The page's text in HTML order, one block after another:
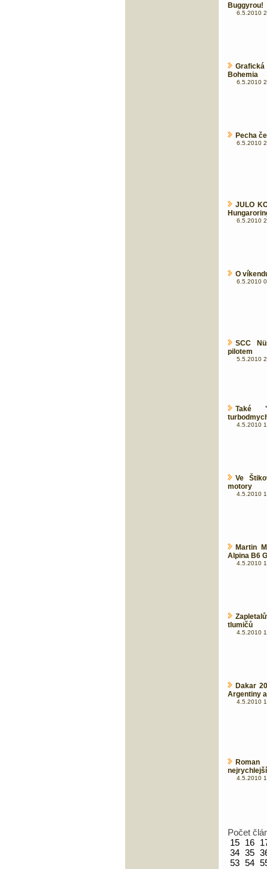
Buggyrou!
6.5.2010
Bohemia
6.5.2010
Pecha
6.5.2010
JULO
6.5.2010
O
6.5.2010
SCC
pilotem
5.5.2010
Také
4.5.2010
Ve
motory
4.5.2010
Martin
Alpina B6
4.5.2010
tlumičů
4.5.2010
Dakar
Argentiny
4.5.2010
4.5.2010
Počet
15 16
34 35
53 54